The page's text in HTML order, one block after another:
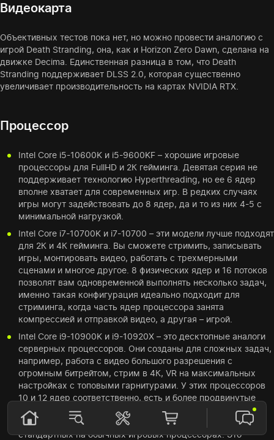
Видеокарта
Объективных тестов пока нет, но можно провести аналогию с
игрой Death Stranding, она, как и Horizon Zero Dawn, сделана на
движке Decima. Единственная разница в том, что Death
Stranding поддерживает DLSS 2.0, которая существенно
увеличивает производительность на картах NVIDIA RTX.
Процессор
Intel Core i5-10600K и i5-9600KF – хорошие игровые
процессоры для FullHD и 2К гейминга. Девятая серия не
поддерживает технологию Hyperthreading, но ее 6 ядер
вполне хватает для современных игр. В редких случаях
игры могут задействовать до 8 ядер, да и то из них 4-5 с
минимальной нагрузкой.
Intel Core i7-10700K и i7-10700 – эти модели лучше подходят
для 2К и 4К гейминга. Вы сможете стримить, записывать
игры, монтировать видео, работать с трехмерными
сценами и многое другое. 8 физических ядер и 16 потоков
позволят вам одновременной выполнять несколько задач,
именно такая конфигурация идеально подходит для
стриминга, когда часть ядер процессора занята
компрессией и отправкой видео, а другая – игрой.
Intel Core i9-10900K и i9-10920X – это десктопные аналоги
серверных процессоров. Они созданы для сложных задач,
например, работа с видео большого разрешения с
огромным битрейтом, стрим в 4К, VR на максимальных
настройках с топовыми гарнитурами. У этих процессоров
10 и 12 ядер соответственно, есть и более продвинутые
модели серии. Самым главным достоинством данной
линейки является наличие 4х каналов памяти вместо 2
стандартных на обычных игровых процессорах. Это